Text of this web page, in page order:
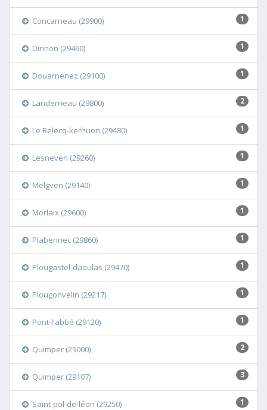
1
Concarneau (29900)
1
Dirinon (29460)
1
Douarnenez (29100)
2
Landerneau (29800)
1
Le Relecq-kerhuon (29480)
1
Lesneven (29260)
1
Melgven (29140)
1
Morlaix (29600)
1
Plabennec (29860)
1
Plougastel-daoulas (29470)
1
Plougonvelin (29217)
1
Pont-l'abbé (29120)
2
Quimper (29000)
3
Quimper (29107)
1
Saint-pol-de-léon (29250)